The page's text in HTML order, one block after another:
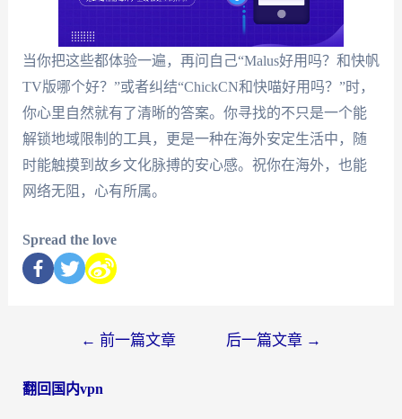
当你把这些都体验一遍，再问自己“Malus好用吗？和快帆
TV版哪个好？”或者纠结“ChickCN和快喵好用吗？”时，
你心里自然就有了清晰的答案。你寻找的不只是一个能
解锁地域限制的工具，更是一种在海外安定生活中，随
时能触摸到故乡文化脉搏的安心感。祝你在海外，也能
网络无阻，心有所属。
Spread the love
← 前一篇文章 后一篇文章 →
翻回国内vpn